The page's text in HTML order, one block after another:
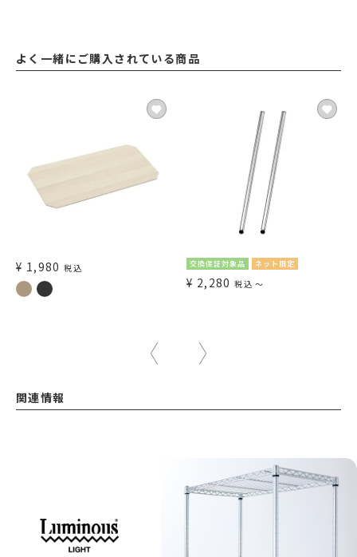
よく一緒にご購入されている商品
¥ 1,980 税込 交換保証対象品 ネット限定
¥ 2,280 税込 〜
関連情報